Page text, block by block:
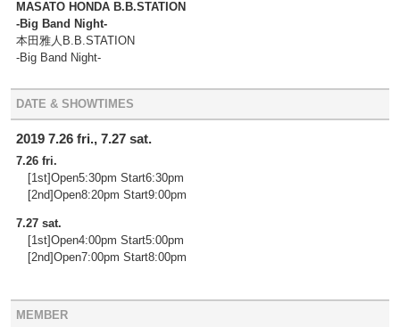
MASATO HONDA B.B.STATION
-Big Band Night-
本田雅人B.B.STATION
-Big Band Night-
DATE & SHOWTIMES
2019 7.26 fri., 7.27 sat.
7.26 fri.
[1st]Open5:30pm Start6:30pm
[2nd]Open8:20pm Start9:00pm
7.27 sat.
[1st]Open4:00pm Start5:00pm
[2nd]Open7:00pm Start8:00pm
MEMBER